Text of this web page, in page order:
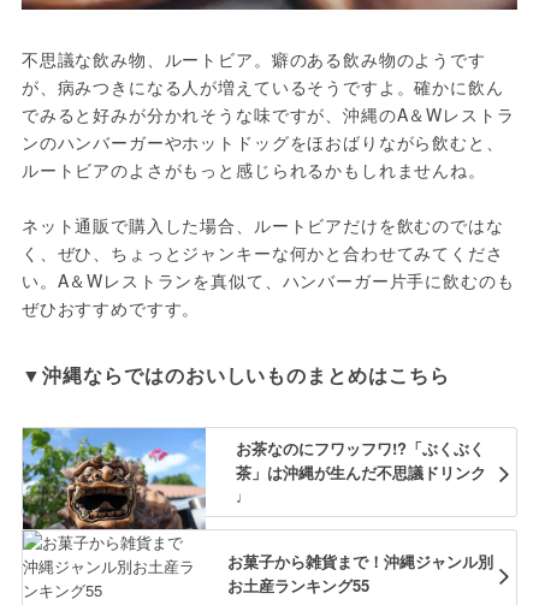
不思議な飲み物、ルートビア。癖のある飲み物のようです
が、病みつきになる人が増えているそうですよ。確かに飲ん
でみると好みが分かれそうな味ですが、沖縄のA＆Wレストラ
ンのハンバーガーやホットドッグをほおばりながら飲むと、
ルートビアのよさがもっと感じられるかもしれませんね。
ネット通販で購入した場合、ルートビアだけを飲むのではな
く、ぜひ、ちょっとジャンキーな何かと合わせてみてくださ
い。A＆Wレストランを真似て、ハンバーガー片手に飲むのも
ぜひおすすめですす。
▼沖縄ならではのおいしいものまとめはこちら
お茶なのにフワッフワ!?「ぶくぶく
茶」は沖縄が生んだ不思議ドリンク
♩
お菓子から雑貨まで！沖縄ジャンル別
お土産ランキング55